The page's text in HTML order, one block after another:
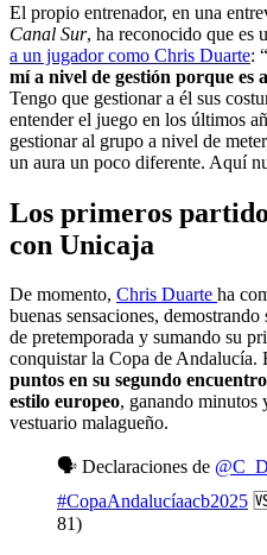
El propio entrenador, en una
Canal Sur, ha reconocido que es
a un jugador como Chris Duarte: “
mí a nivel de gestión porque es
Tengo que gestionar a él sus
entender el juego en los últimos
gestionar al grupo a nivel de
un aura un poco diferente. Aquí
Los primeros
con Unicaja
De momento, Chris Duarte ha
buenas sensaciones,
de pretemporada y sumando su
conquistar la Copa de Andalucía.
puntos en su segundo
estilo europeo, ganando minutos
vestuario malagueño.
🗣️ Declaraciones de
#CopaAndalucíaacb2025
81)